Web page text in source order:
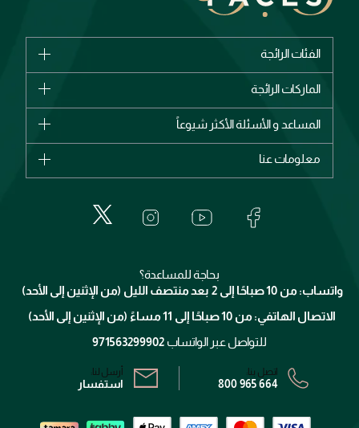
الفئات الرائجة
الأكثر مبيعاً
اشترِ بطاقة هدية
الماركات الرائجة
بربري
إيف سان لوران
المساعد و الأسئلة الأكثر شيوعاً
الإرجاع
معلومات عنا
برنامج الولاء ميوز
الشروط و الأحكام
سياسة الخصوصية
بحاجة للمساعدة؟
واتساب: من 10 صباحًا إلى 2 بعد منتصف الليل (من الإثنين إلى الأحد)
الاتصال الهاتفي: من 10 صباحًا إلى 11 مساءً (من الإثنين إلى الأحد)
للتواصل عبر الواتساب 971563299902
اتصل بنا:
800 965 664
أرسل لنا:
استفسار